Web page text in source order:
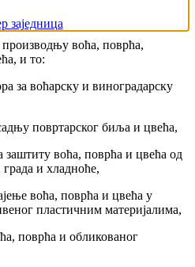
воћа, поврћа,
и то:
за воћарску и виноградарску
повртарског биља и цвећа,
заштиту воћа, поврћа и цвећа од
и хладноће,
воћа, поврћа и цвећа у
пластичним материјалима,
поврћа и обликованог
заједница